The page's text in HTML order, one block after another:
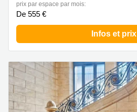
prix par espace par mois:
De 555 €
Infos et prix